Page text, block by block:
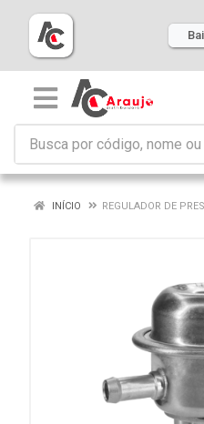
INÍCIO REGULADOR DE